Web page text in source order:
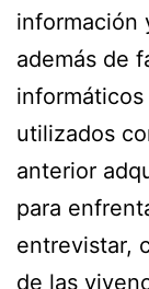
información
además de
utilizados
anterior
para
entrevistar,
de las